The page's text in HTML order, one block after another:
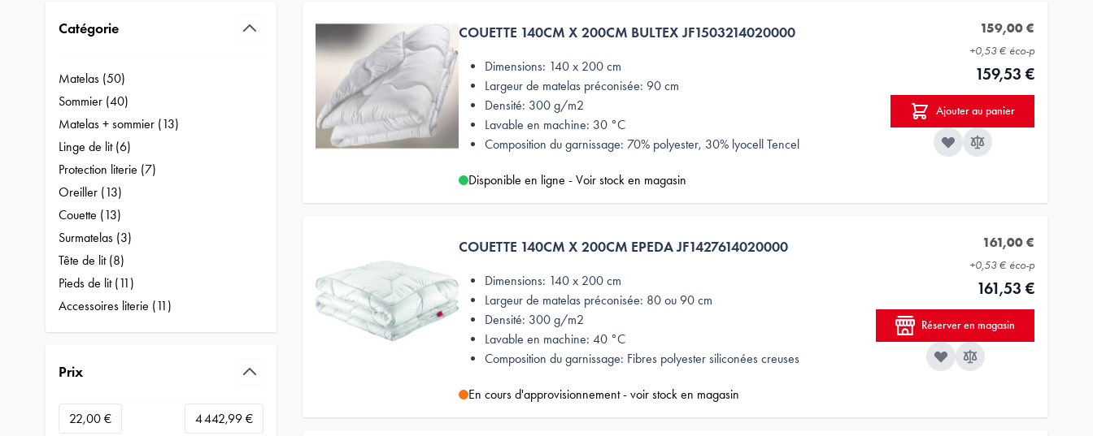
Catégorie
Matelas (50
products available
)
Sommier (40
products available
)
Matelas + sommier (13
products available
)
Linge de lit (6
products available
)
Protection literie (7
products available
)
Oreiller (13
products available
)
Couette (13
products available
)
Surmatelas (3
products available
)
Tête de lit (8
products available
)
Pieds de lit (11
products available
)
Accessoires literie (11
products available
)
Prix
Minimum value
22,00 € Valeur maximale
4 442,99 €
COUETTE 140CM X 200CM BULTEX JF1503214020000
Dimensions: 140 x 200 cm
Largeur de matelas préconisée: 90 cm
Densité: 300 g/m2
Lavable en machine: 30 °C
Composition du garnissage: 70% polyester, 30% lyocell Tencel
Disponible en ligne - Voir stock en magasin
159,00 €
+0,53 € éco-p
159,53 €
Ajouter au panier
COUETTE 140CM X 200CM EPEDA JF1427614020000
Dimensions: 140 x 200 cm
Largeur de matelas préconisée: 80 ou 90 cm
Densité: 300 g/m2
Lavable en machine: 40 °C
Composition du garnissage: Fibres polyester siliconées creuses
En cours d'approvisionnement - voir stock en magasin
161,00 €
+0,53 € éco-p
161,53 €
Réserver en magasin